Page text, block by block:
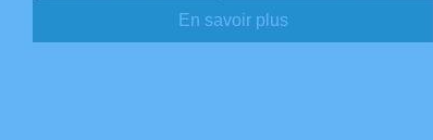
En savoir plus